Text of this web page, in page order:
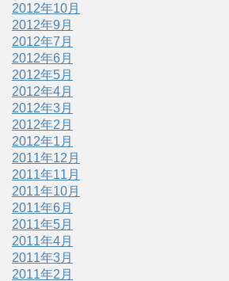
2012年10月
2012年9月
2012年7月
2012年6月
2012年5月
2012年4月
2012年3月
2012年2月
2012年1月
2011年12月
2011年11月
2011年10月
2011年6月
2011年5月
2011年4月
2011年3月
2011年2月